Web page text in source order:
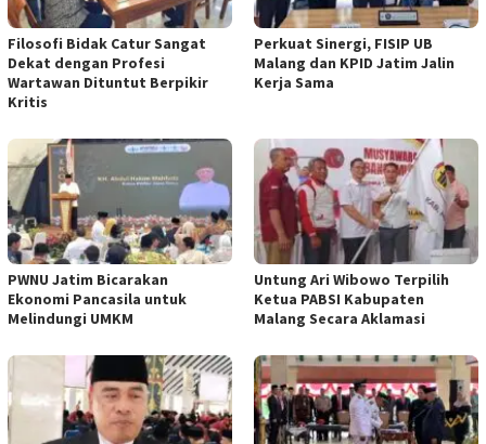
Filosofi Bidak Catur Sangat
Dekat dengan Profesi
Wartawan Dituntut Berpikir
Kritis
Perkuat Sinergi, FISIP UB
Malang dan KPID Jatim Jalin
Kerja Sama
PWNU Jatim Bicarakan
Ekonomi Pancasila untuk
Melindungi UMKM
Untung Ari Wibowo Terpilih
Ketua PABSI Kabupaten
Malang Secara Aklamasi